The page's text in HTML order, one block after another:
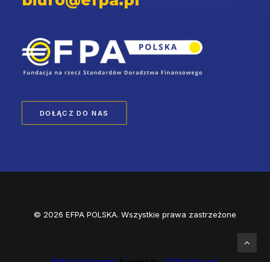
DOŁĄCZ DO NAS
© 2026 EFPA POLSKA. Wszystkie prawa zastrzeżone